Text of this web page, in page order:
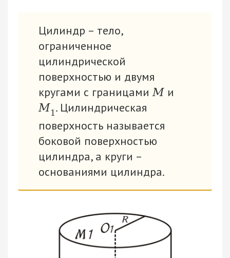
Цилиндр – тело,
ограниченное
цилиндрической
поверхностью и двумя
кругами с границамиМ и
М1. Цилиндрическая
поверхность называется
боковой поверхностью
цилиндра, а круги –
основаниями цилиндра.